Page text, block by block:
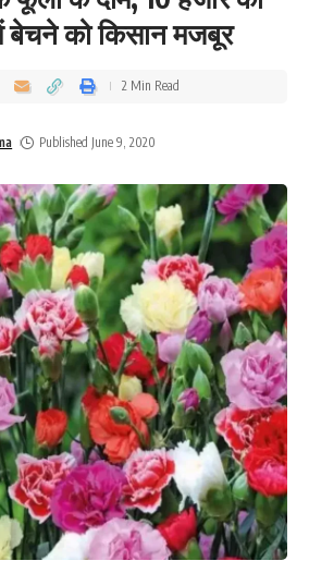
बेचने को किसान मजबूर
Published June 9, 2020
2 Min Read